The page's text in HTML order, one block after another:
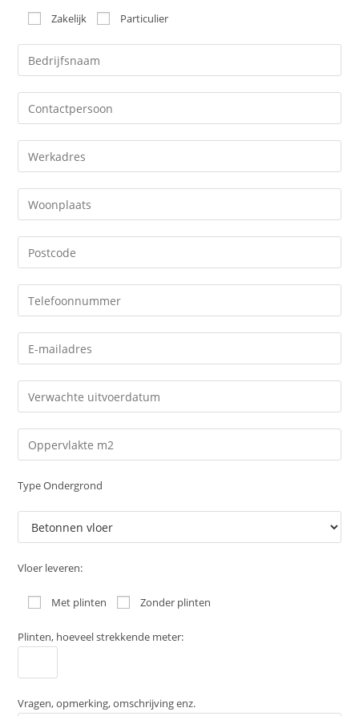
Zakelijk Particulier
Type Ondergrond
Vloer leveren:
Met plinten Zonder plinten
Plinten, hoeveel strekkende meter:
Vragen, opmerking, omschrijving enz.